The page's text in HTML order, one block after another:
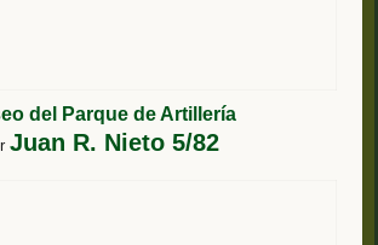
del Parque de Artillería
Juan R. Nieto 5/82